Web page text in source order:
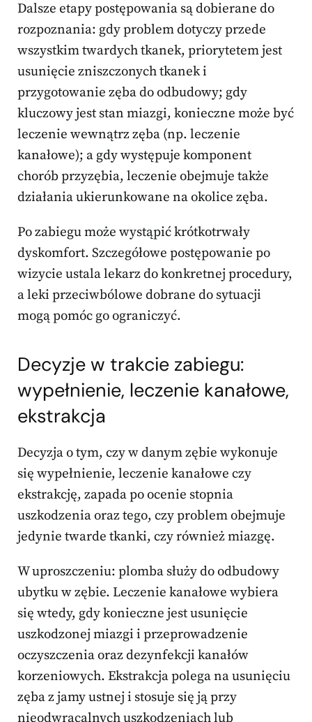
Dalsze etapy postępowania są dobierane do
rozpoznania: gdy problem dotyczy przede
wszystkim twardych tkanek, priorytetem jest
usunięcie zniszczonych tkanek i
przygotowanie zęba do odbudowy; gdy
kluczowy jest stan miazgi, konieczne może być
leczenie wewnątrz zęba (np. leczenie
kanałowe); a gdy występuje komponent
chorób przyzębia, leczenie obejmuje także
działania ukierunkowane na okolice zęba.
Po zabiegu może wystąpić krótkotrwały
dyskomfort. Szczegółowe postępowanie po
wizycie ustala lekarz do konkretnej procedury,
a leki przeciwbólowe dobrane do sytuacji
mogą pomóc go ograniczyć.
Decyzje w trakcie zabiegu:
wypełnienie, leczenie kanałowe,
ekstrakcja
Decyzja o tym, czy w danym zębie wykonuje
się wypełnienie, leczenie kanałowe czy
ekstrakcję, zapada po ocenie stopnia
uszkodzenia oraz tego, czy problem obejmuje
jedynie twarde tkanki, czy również miazgę.
W uproszczeniu: plomba służy do odbudowy
ubytku w zębie. Leczenie kanałowe wybiera
się wtedy, gdy konieczne jest usunięcie
uszkodzonej miazgi i przeprowadzenie
oczyszczenia oraz dezynfekcji kanałów
korzeniowych. Ekstrakcja polega na usunięciu
zęba z jamy ustnej i stosuje się ją przy
nieodwracalnych uszkodzeniach lub